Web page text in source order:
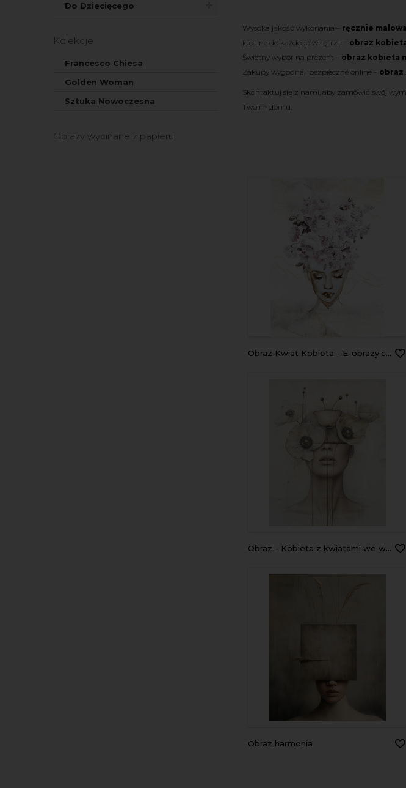
Do Dziecięcego
Kolekcje
Francesco Chiesa
Golden Woman
Sztuka Nowoczesna
Obrazy wycinane z papieru
Wysoka jakość wykonania – ręcznie
Idealne do każdego wnętrza – obraz
Świetny wybór na prezent – obraz kobieta
Zakupy wygodne i bezpieczne online – obraz
Skontaktuj się z nami, aby zamówić swój
Twoim domu.
Obraz Kwiat Kobieta - E-obrazy.com - FLOWER LADY
Obraz - Kobieta z kwiatami we włosach
Obraz harmonia